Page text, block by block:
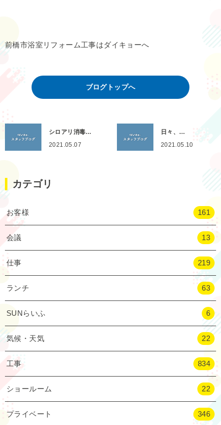
前橋市浴室リフォーム工事はダイキョーへ
ブログトップへ
シロアリ消毒…
2021.05.07
日々、…
2021.05.10
カテゴリ
お客様 161
会議 13
仕事 219
ランチ 63
SUNらいふ 6
気候・天気 22
工事 834
ショールーム 22
プライベート 346